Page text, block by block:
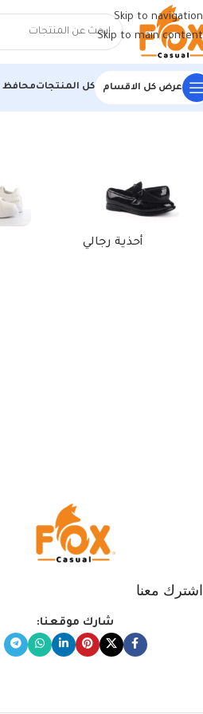
Skip to navigation
Skip to main content
عرض كل الاقسام كل المنتجاتمحافظ
الرئيسية/منتجات تحت الوسم “كوتش
أحذية رجالي
اشترك معنا
شارك موقعنا: